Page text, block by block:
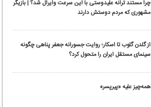
چرا مستند ترانه علیدوستی با این سرعت وایرال شد؟ | بازیگر
مشهوری که مردم دوستش دارند
از گلدن گلوب تا اسکار؛ روایت جسورانه جعفر پناهی چگونه
سینمای مستقل ایران را متحول کرد؟
همه‌چیز علیه «پیرپسر»